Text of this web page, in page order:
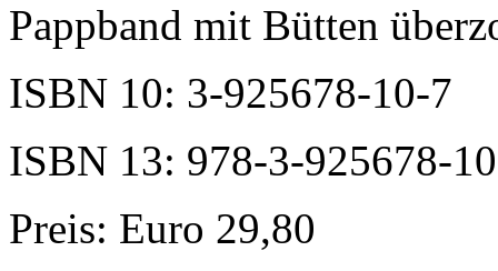
Pappband mit Bütten
ISBN 10: 3-925678-10-7
ISBN 13: 978-3-925678-
Preis: Euro 29,80